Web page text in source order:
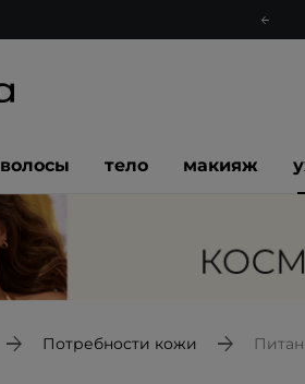
волосы тело макияж
Потребности кожи